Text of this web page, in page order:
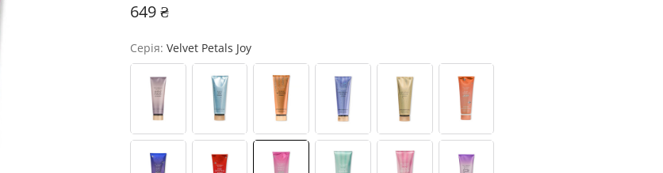
649 ₴
Серія: Velvet Petals Joy